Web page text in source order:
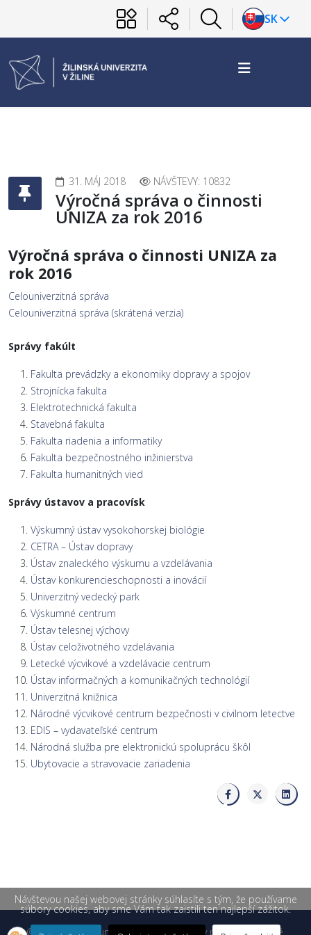
SK
31. MÁJ 2018 NÁVŠTEVY: 10832
Výročná správa o činnosti
UNIZA za rok 2016
Výročná správa o činnosti UNIZA za
rok 2016
Celouniverzitná správa
Celouniverzitná správa (skrátená verzia)
Správy fakúlt
Fakulta prevádzky a ekonomiky dopravy a spojov
Strojnícka fakulta
Elektrotechnická fakulta
Stavebná fakulta
Fakulta riadenia a informatiky
Fakulta bezpečnostného inžinierstva
Fakulta humanitných vied
Správy ústavov a pracovísk
Výskumný ústav vysokohorskej biológie
CETRA – Ústav dopravy
Ústav znaleckého výskumu a vzdelávania
Ústav konkurencieschopnosti a inovácií
Univerzitný vedecký park
Výskumné centrum
Ústav telesnej výchovy
Ústav celoživotného vzdelávania
Letecké výcvikové a vzdelávacie centrum
Ústav informačných a komunikačných technológií
Univerzitná knižnica
Národné výcvikové centrum bezpečnosti v civilnom letectve
EDIS – vydavateľské centrum
Národná služba pre elektronickú spoluprácu škôl
Ubytovacie a stravovacie zariadenia
© 2026 Žilinská univerzita v Žiline. Všetky práva vyhradené.
Návštevou našej webovej stránky súhlasíte s tým, že používame
súbory cookies, aby sme Vám tak zaistili ten najlepší zážitok.